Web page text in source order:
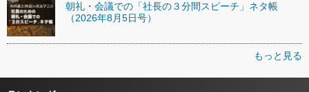
朝礼・会議での「社長の３分間スピーチ」ネタ帳
（2026年8月5日号）
もっと見る